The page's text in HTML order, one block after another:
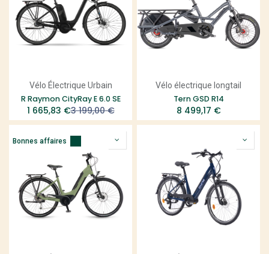
Vélo Électrique Urbain
R Raymon CityRay E 6.0 SE
1 665,83 €3 199,00€
Vélo électrique longtail
Tern GSD R14
8 499,17 €
Bonnes affaires